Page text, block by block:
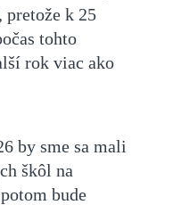
k 25
tohto
rok viac ako
by sme sa mali
škôl na
bude